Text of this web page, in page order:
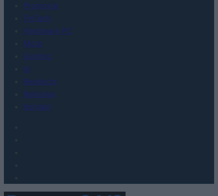
Promocje
FinTech
Hardware PC
Moto
Gaming
AI
Redakcja
Reklama
Kontakt